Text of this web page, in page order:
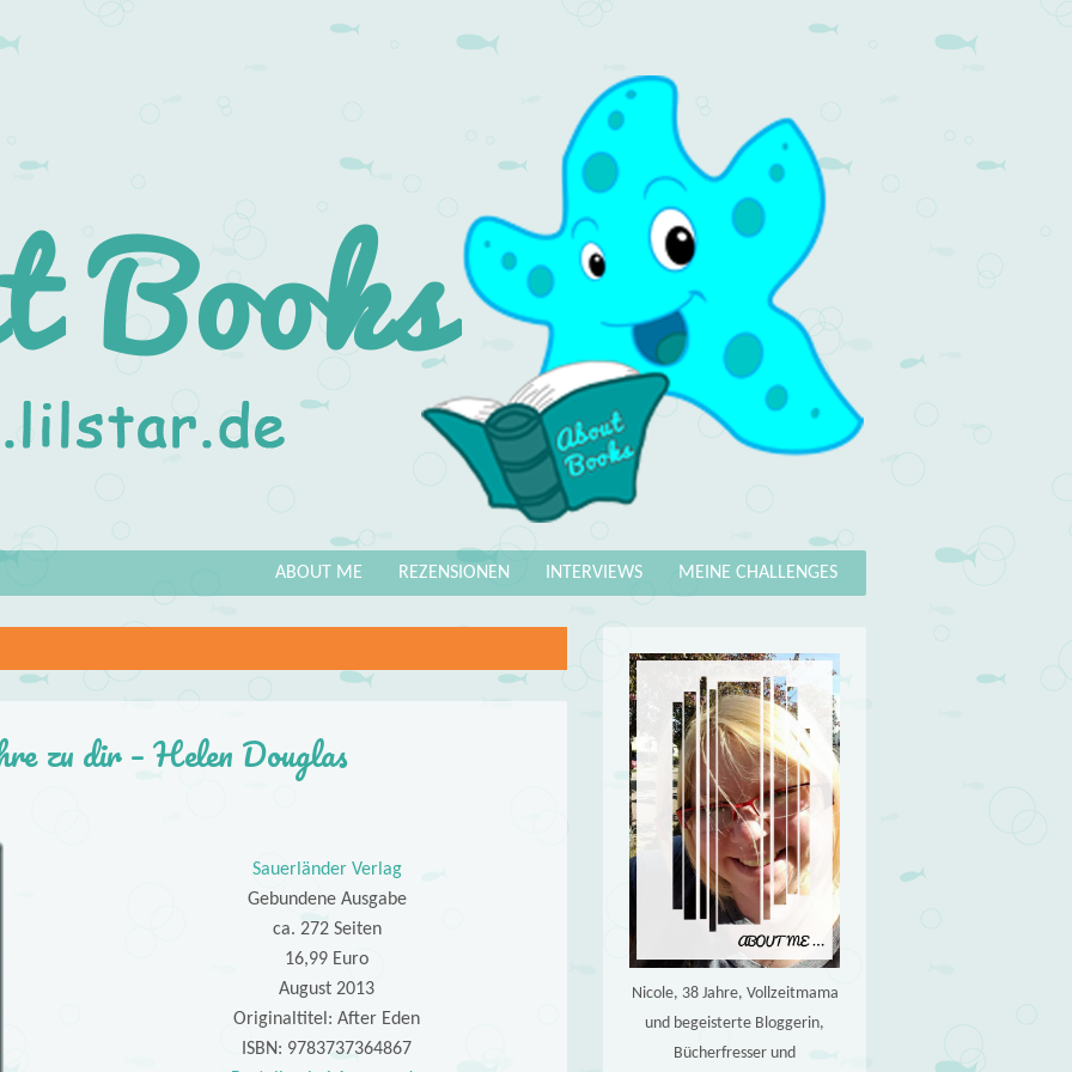
MEINE CHALLENGES
INTERVIEWS
REZENSIONEN
ABOUT ME
zu dir – Helen Douglas
Sauerländer Verlag
Gebundene Ausgabe
ca. 272 Seiten
16,99 Euro
August 2013
Originaltitel: After Eden
ISBN: 9783737364867
Nicole, 38 Jahre, Vollzeitmama
und begeisterte Bloggerin,
Bücherfresser und